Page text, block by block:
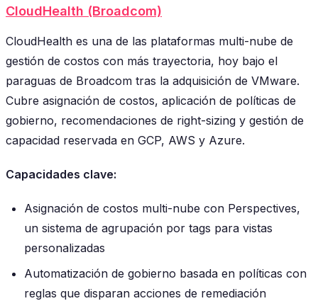
CloudHealth (Broadcom)
CloudHealth es una de las plataformas multi-nube de
gestión de costos con más trayectoria, hoy bajo el
paraguas de Broadcom tras la adquisición de VMware.
Cubre asignación de costos, aplicación de políticas de
gobierno, recomendaciones de right-sizing y gestión de
capacidad reservada en GCP, AWS y Azure.
Capacidades clave:
Asignación de costos multi-nube con Perspectives,
un sistema de agrupación por tags para vistas
personalizadas
Automatización de gobierno basada en políticas con
reglas que disparan acciones de remediación